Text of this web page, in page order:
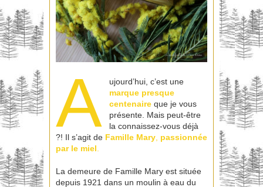
A
ujourd’hui, c’est une
marque presque
centenaire que je vous
présente. Mais peut-être
la connaissez-vous déjà
?! Il s’agit de Famille Mary, passionnée
par le miel.
La demeure de Famille Mary est située
depuis 1921 dans un moulin à eau du